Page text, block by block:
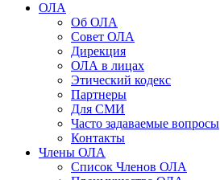
ОЛА
Об ОЛА
Совет ОЛА
Дирекция
ОЛА в лицах
Этический кодекс
Партнеры
Для СМИ
Часто задаваемые вопросы
Контакты
Члены ОЛА
Список Членов ОЛА